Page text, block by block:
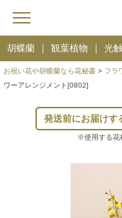
胡蝶蘭 観葉植物 光
お祝い花や胡蝶蘭なら花秘書 > フラ
ワーアレンジメント[0802]
発送前にお届けす
※使用する花